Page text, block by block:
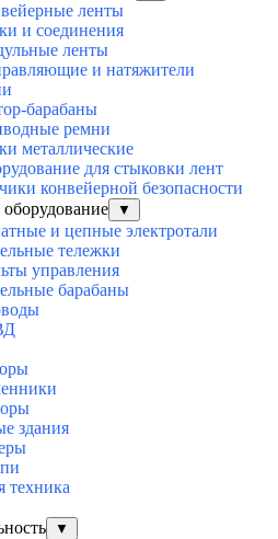
ленты
и соединения
ленты
и натяжители
барабаны
ремни
металлические
для стыковки лент
конвейерной безопасности
▼
и цепные электротали
тележки
управления
барабаны
здания
техника
▼